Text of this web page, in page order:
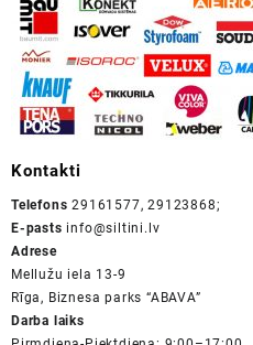
Kontakti
Telefons 29161577, 29123868;
E-pasts info@siltini.lv
Adrese
Mellužu iela 13-9
Rīga, Biznesa parks “ABAVA”
Darba laiks